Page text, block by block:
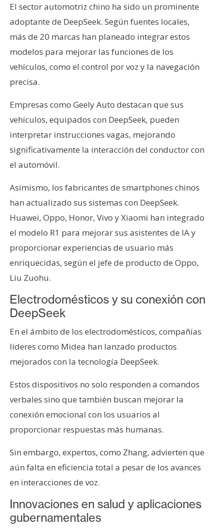
r
s
o
C
n
t
c
t
o
P
u
b
i
c
i
d
d
El sector automotriz chino ha sido un prominente
adoptante de DeepSeek. Según fuentes locales,
más de 20 marcas han planeado integrar estos
modelos para mejorar las funciones de los
vehículos, como el control por voz y la navegación
precisa.
Empresas como Geely Auto destacan que sus
vehículos, equipados con DeepSeek, pueden
interpretar instrucciones vagas, mejorando
significativamente la interacción del conductor con
el automóvil.
Asimismo, los fabricantes de smartphones chinos
han actualizado sus sistemas con DeepSeek.
Huawei, Oppo, Honor, Vivo y Xiaomi han integrado
el modelo R1 para mejorar sus asistentes de IA y
proporcionar experiencias de usuario más
enriquecidas, según el jefe de producto de Oppo,
Liu Zuohu.
Electrodomésticos y su conexión con
DeepSeek
En el ámbito de los electrodomésticos, compañías
líderes como Midea han lanzado productos
mejorados con la tecnología DeepSeek.
Estos dispositivos no solo responden a comandos
verbales sino que también buscan mejorar la
conexión emocional con los usuarios al
proporcionar respuestas más humanas.
Sin embargo, expertos, como Zhang, advierten que
aún falta en eficiencia total a pesar de los avances
en interacciones de voz.
Innovaciones en salud y aplicaciones
gubernamentales